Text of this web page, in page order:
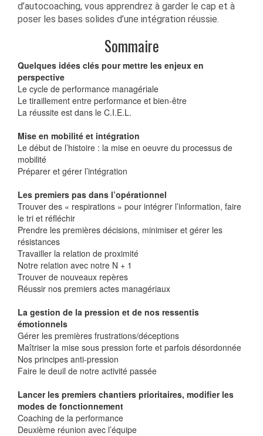
d’autocoaching, vous apprendrez à garder le cap et à
poser les bases solides d’une intégration réussie.
Sommaire
Quelques idées clés pour mettre les enjeux en
perspective
Le cycle de performance managériale
Le tiraillement entre performance et bien-être
La réussite est dans le C.I.E.L.
Mise en mobilité et intégration
Le début de l’histoire : la mise en oeuvre du processus de
mobilité
Préparer et gérer l’intégration
Les premiers pas dans l’opérationnel
Trouver des « respirations » pour intégrer l’information, faire
le tri et réfléchir
Prendre les premières décisions, minimiser et gérer les
résistances
Travailler la relation de proximité
Notre relation avec notre N + 1
Trouver de nouveaux repères
Réussir nos premiers actes managériaux
La gestion de la pression et de nos ressentis
émotionnels
Gérer les premières frustrations/déceptions
Maîtriser la mise sous pression forte et parfois désordonnée
Nos principes anti-pression
Faire le deuil de notre activité passée
Lancer les premiers chantiers prioritaires, modifier les
modes de fonctionnement
Coaching de la performance
Deuxième réunion avec l’équipe